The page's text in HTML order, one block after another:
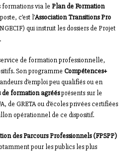
via le Plan de Formation
c’est l’Association Transitions Pro
qui instruit les dossiers de Projet
de formation professionnelle,
Son programme Compétences+
d’emploi peu qualifiés ou en
de formation agréésprésents sur le
de GRETA ou d’écoles privées certifiées
opérationnel de ce dispositif.
des Parcours Professionnels (FPSPP)
pour les publics les plus